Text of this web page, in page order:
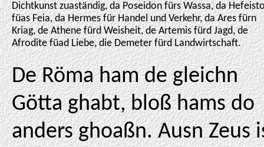
Dichtkunst zuaständig, da Poseidon fürs Wassa, da
füas Feia, da Hermes für Handel und Verkehr, da Ares fürn
Kriag, de Athene fürd Weisheit, de Artemis fürd Jagd, de
Afrodite füad Liebe, die Demeter fürd Landwirtschaft.
De Röma ham de gleichn
Götta ghabt, bloß hams do
anders ghoaßn. Ausn Zeus